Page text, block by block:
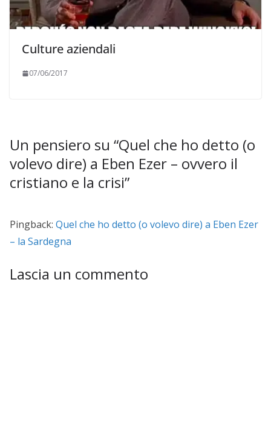
Culture aziendali
07/06/2017
Un pensiero su “Quel che ho detto (o
volevo dire) a Eben Ezer – ovvero il
cristiano e la crisi”
Pingback: Quel che ho detto (o volevo dire) a Eben Ezer
– la Sardegna
Lascia un commento